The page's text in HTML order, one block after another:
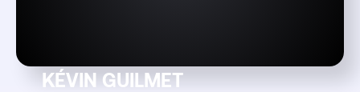
KÉVIN GUILMET